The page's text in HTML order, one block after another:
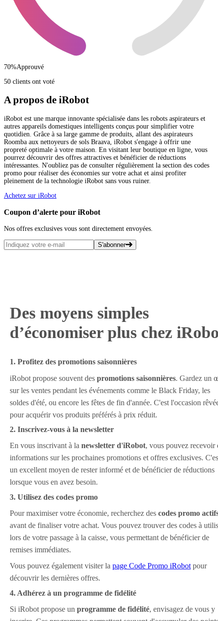
70%Approuvé
50 clients ont voté
A propos de iRobot
iRobot est une marque innovante spécialisée dans les robots aspirateurs et
autres appareils domestiques intelligents conçus pour simplifier votre
quotidien. Grâce à sa large gamme de produits, allant des aspirateurs
Roomba aux nettoyeurs de sols Braava, iRobot s'engage à offrir une
propreté optimale à votre maison. En visitant leur boutique en ligne, vous
pourrez découvrir des offres attractives et bénéficier de réductions
intéressantes. N'oubliez pas de consulter régulièrement la section des codes
promo pour réaliser des économies sur votre achat et ainsi profiter
pleinement de la technologie iRobot sans vous ruiner.
Achetez sur iRobot
Coupon d’alerte pour iRobot
Nos offres exclusives vous sont directement envoyées.
S'abonner
Des moyens simples
d’économiser plus chez
1. Profitez des promotions saisonnières
iRobot propose souvent des promotions saisonnières. Gardez un
sur les ventes pendant les événements comme le Black Friday, les
soldes d'été, ou encore les fêtes de fin d'année. C'est l'occasion
pour acquérir vos produits préférés à prix réduit.
2. Inscrivez-vous à la newsletter
En vous inscrivant à la newsletter d'iRobot, vous pouvez recevoir
informations sur les prochaines promotions et offres exclusives.
un excellent moyen de rester informé et de bénéficier de réductions
lorsque vous en avez besoin.
3. Utilisez des codes promo
Pour maximiser votre économie, recherchez des codes promo
avant de finaliser votre achat. Vous pouvez trouver des codes à
lors de votre passage à la caisse, vous permettant de bénéficier de
remises immédiates.
Vous pouvez également visiter la page Code Promo iRobot pour
découvrir les dernières offres.
4. Adhérez à un programme de fidélité
Si iRobot propose un programme de fidélité, envisagez de vous y